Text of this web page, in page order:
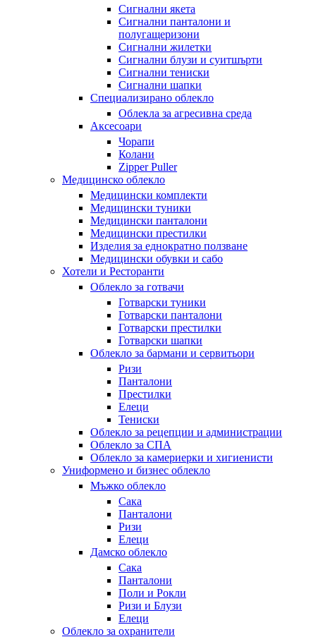
Сигнални якета
Сигнални панталони и
полугащеризони
Сигнални жилетки
Сигнални блузи и суитшърти
Сигнални тениски
Сигнални шапки
Специализирано облекло
Облекла за агресивна среда
Аксесоари
Чорапи
Колани
Zipper Puller
Медицинско облекло
Медицински комплекти
Медицински туники
Медицински панталони
Медицински престилки
Изделия за еднократно ползване
Медицински обувки и сабо
Хотели и Ресторанти
Облекло за готвачи
Готварски туники
Готварски панталони
Готварски престилки
Готварски шапки
Облекло за бармани и сервитьори
Ризи
Панталони
Престилки
Елеци
Тениски
Облекло за рецепции и администрации
Облекло за СПА
Облекло за камериерки и хигиенисти
Униформено и бизнес облекло
Мъжко облекло
Сака
Панталони
Ризи
Елеци
Дамско облекло
Сака
Панталони
Поли и Рокли
Ризи и Блузи
Елеци
Облекло за охранители